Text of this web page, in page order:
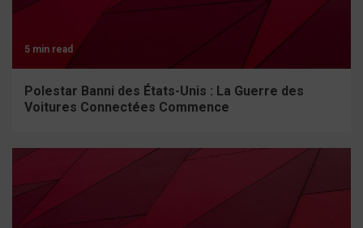
5 min read
Polestar Banni des États-Unis : La Guerre des
Voitures Connectées Commence